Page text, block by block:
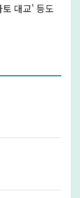
대교' 등도